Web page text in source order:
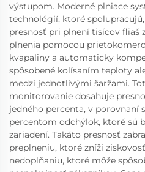
výstupom. Moderné plniace
technológií, ktoré
presnosť pri plnení tisícov fliaš
plnenia pomocou
kvapaliny a automaticky
spôsobené kolísaním teploty
medzi jednotlivými šaržami.
monitorovanie dosahuje
jedného percenta, v porovnaní
percentom odchýlok, ktoré sú
zariadení. Takáto presnosť
preplneniu, ktoré zníži
nedoplňaniu, ktoré môže